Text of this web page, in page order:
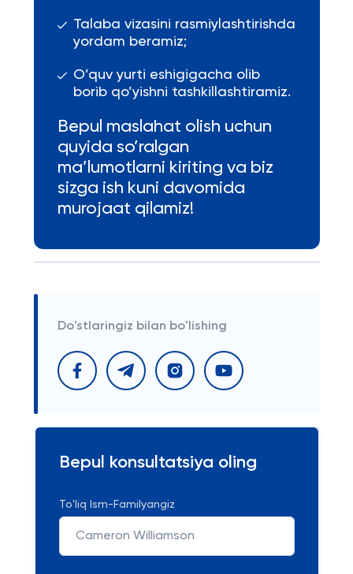
Talaba vizasini rasmiylashtirishda
yordam beramiz;
O’quv yurti eshigigacha olib
borib qo’yishni tashkillashtiramiz.
Bepul maslahat olish uchun
quyida so’ralgan
ma’lumotlarni kiriting va biz
sizga ish kuni davomida
murojaat qilamiz!
Do'stlaringiz bilan bo'lishing
Bepul konsultatsiya oling
To'liq Ism-Familyangiz